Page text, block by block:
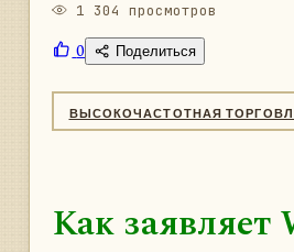
1 304 просмотров
0 Поделиться
ВЫСОКОЧАСТОТНАЯ
Как заявляет